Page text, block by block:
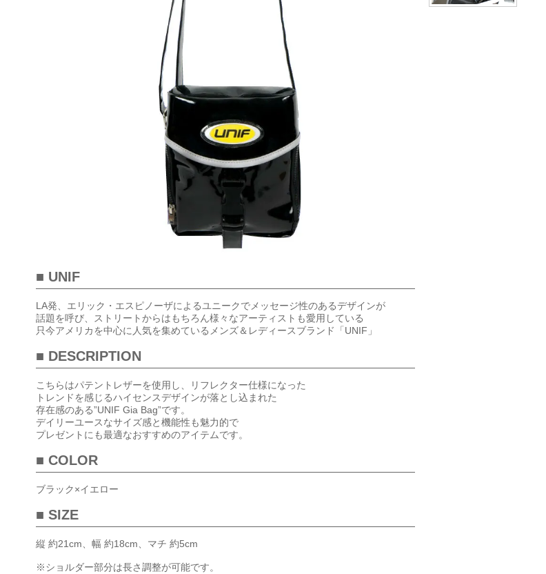
■ UNIF
LA発、エリック・エスピノーザによるユニークでメッセージ性のあるデザインが
話題を呼び、ストリートからはもちろん様々なアーティストも愛用している
只今アメリカを中心に人気を集めているメンズ＆レディースブランド「UNIF」
■ DESCRIPTION
こちらはパテントレザーを使用し、リフレクター仕様になった
トレンドを感じるハイセンスデザインが落とし込まれた
存在感のある”UNIF Gia Bag”です。
デイリーユースなサイズ感と機能性も魅力的で
プレゼントにも最適なおすすめのアイテムです。
■ COLOR
ブラック×イエロー
■ SIZE
縦 約21cm、幅 約18cm、マチ 約5cm
※ショルダー部分は長さ調整が可能です。